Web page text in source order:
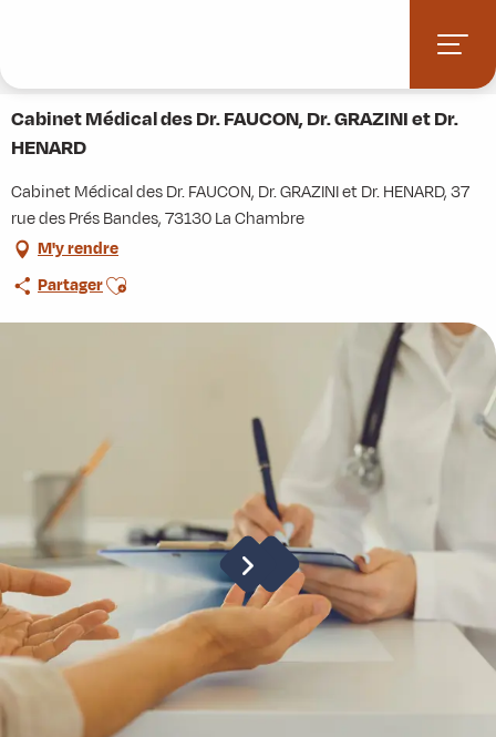
principal
Cabinet Médical des Dr. FAUCON, Dr. GRAZINI et Dr.
HENARD
Cabinet Médical des Dr. FAUCON, Dr. GRAZINI et Dr. HENARD, 37
rue des Prés Bandes, 73130 La Chambre
M'y rendre
PartagerAjouter aux favoris